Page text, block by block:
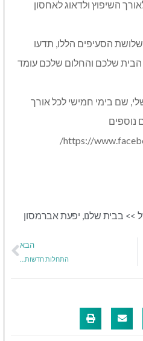
השיפוץ ולדאוג לאחסון
הסעיפים הללו, תדעו
שלכם והחלום שלכם עומד
שם בימי חמישי לכל אורך
נוספים
https://
>> בבית שלנו, יפעת אברמסון
הבא
התחלות חדשות…